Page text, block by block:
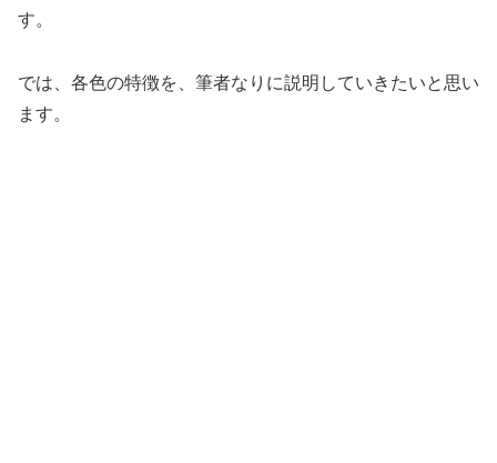
す。
では、各色の特徴を、筆者なりに説明していきたいと思い
ます。